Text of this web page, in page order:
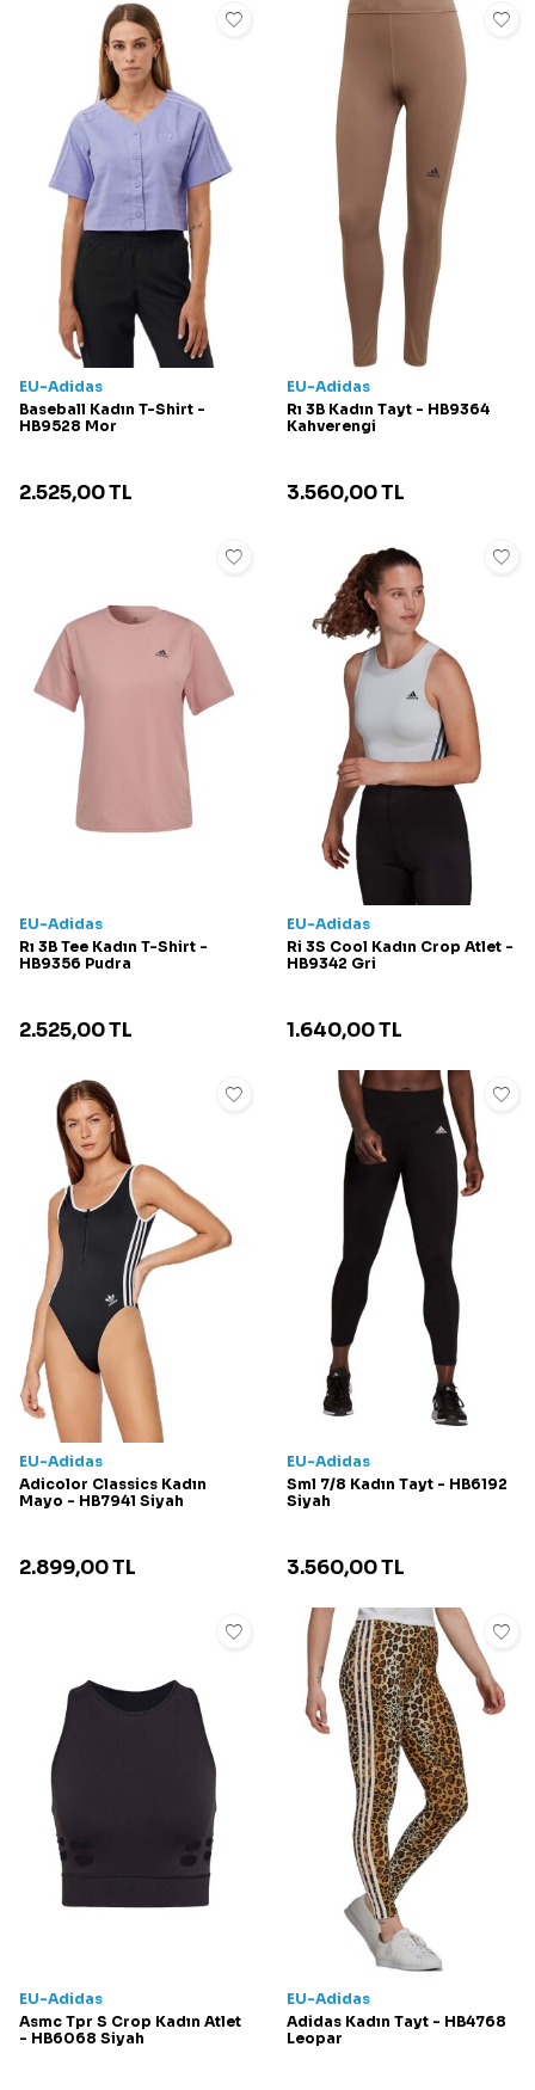
EU-Adidas
Baseball Kadın T-Shirt -
HB9528 Mor
2.525,00TL
EU-Adidas
Rı 3B Kadın Tayt - HB9364
Kahverengi
3.560,00TL
EU-Adidas
Rı 3B Tee Kadın T-Shirt -
HB9356 Pudra
2.525,00TL
EU-Adidas
Ri 3S Cool Kadın Crop Atlet -
HB9342 Gri
1.640,00TL
EU-Adidas
Adicolor Classics Kadın
Mayo - HB7941 Siyah
2.899,00TL
EU-Adidas
Sml 7/8 Kadın Tayt - HB6192
Siyah
3.560,00TL
EU-Adidas
Asmc Tpr S Crop Kadın Atlet
- HB6068 Siyah
EU-Adidas
Adidas Kadın Tayt - HB4768
Leopar